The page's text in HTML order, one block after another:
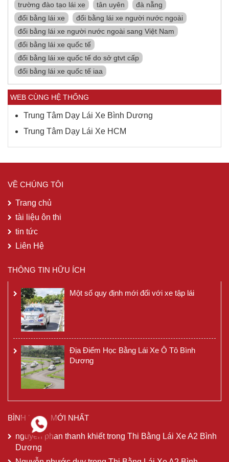
trường đào tạo lái xe
tân uyên
đà nẵng
đổi bằng lái xe
đổi bằng lái xe người nước ngoài
đổi bằng lái xe người nước ngoài sang Việt Nam
đổi bằng lái xe quốc tế
đổi bằng lái xe quốc tế do sở gtvt cấp
đổi bằng lái xe quốc tế iaa
WEB CÙNG HỆ THỐNG
Trung Tâm Dạy Lái Xe Bình Dương
Trung Tâm Dạy Lái Xe HCM
VỀ CHÚNG TÔI
Trang chủ
tài liệu ôn thi
tin tức
Liên Hệ
THÔNG TIN HỮU ÍCH
Một số quy định mới đối với xe tập lái
Địa Điểm Học Bằng Lái Xe Ô Tô Bình
Dương
BÌNH LUẬN MỚI NHẤT
nguyễn phan thanh khiếttrong Thi Bằng Lái Xe A2 Bình
Dương